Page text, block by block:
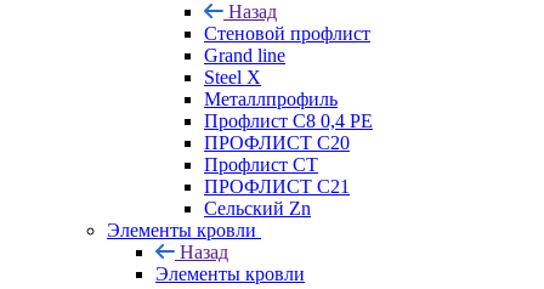
Назад
Стеновой профлист
Grand line
Steel X
Металлпрофиль
Профлист С8 0,4 РЕ
ПРОФЛИСТ С20
Профлист СТ
ПРОФЛИСТ С21
Сельский Zn
Элементы кровли
Назад
Элементы кровли